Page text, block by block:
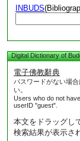
INBUDS
Digital Dictionary of
電子佛教辭典
パスワードがない場
い。
Users who do not
userID "guest".
本文をドラッグし
検索結果が表示さ